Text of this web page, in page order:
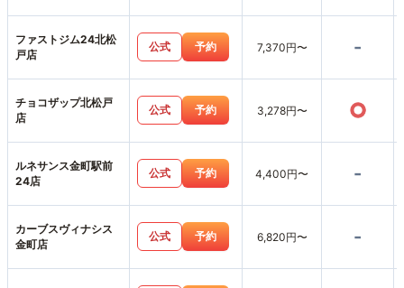
ファストジム24北松
戸店
公式 予約 7,370円〜 -
チョコザップ北松戸
店
公式 予約 3,278円〜 ○
ルネサンス金町駅前
24店
公式 予約 4,400円〜 -
カーブスヴィナシス
金町店
公式 予約 6,820円〜 -